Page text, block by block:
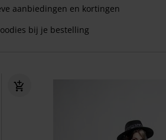
aanbiedingen en kortingen
bij je bestelling